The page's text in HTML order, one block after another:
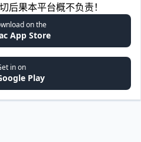
后果本平台概不负责！
on the
App Store
in on
Play